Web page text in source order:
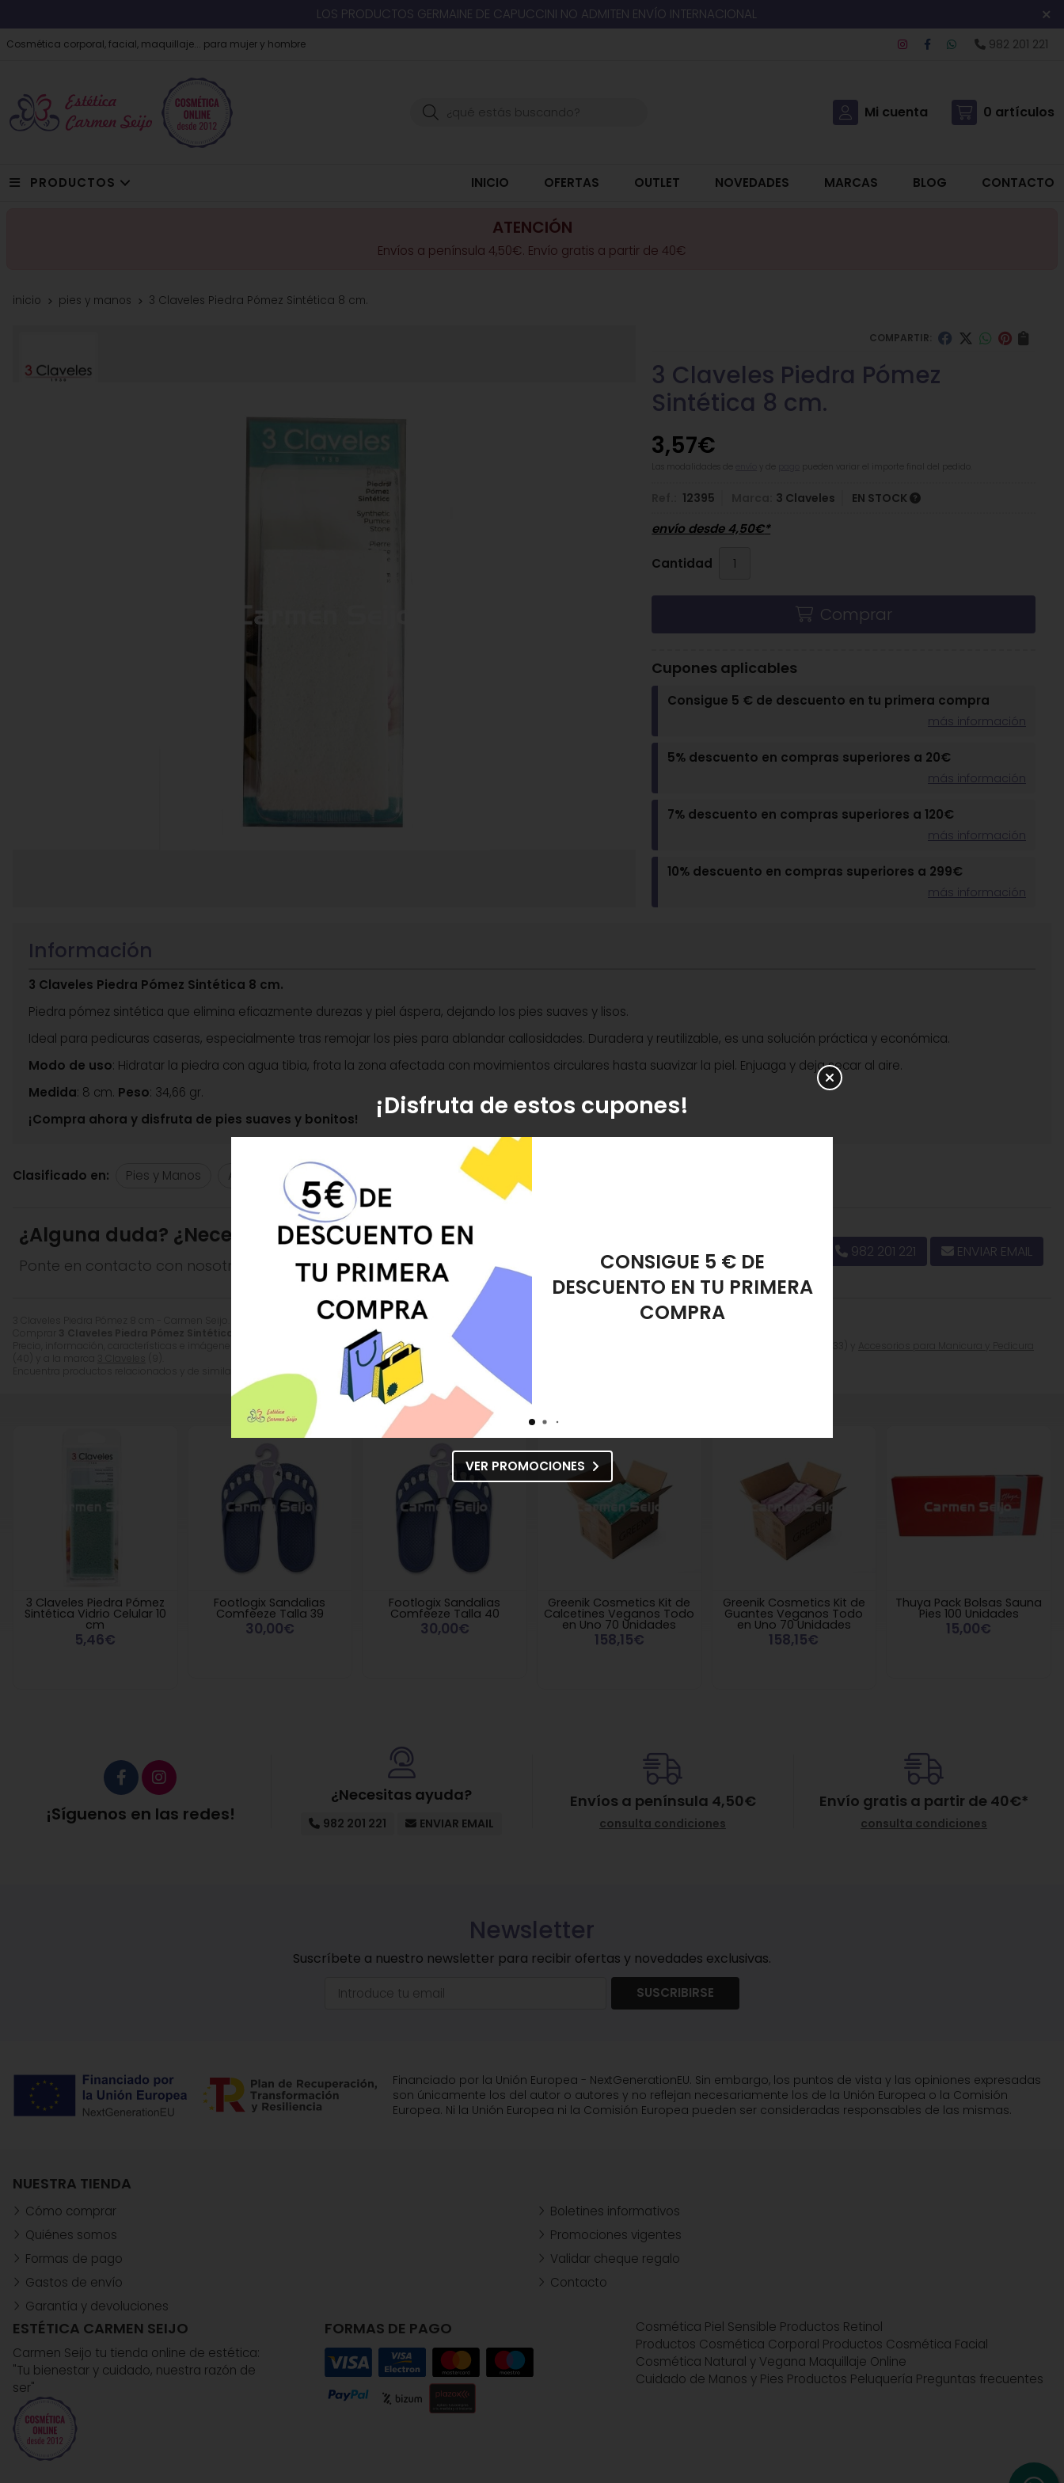
LOS PRODUCTOS GERMAINE DE CAPUCCINI NO ADMITEN ENVÍO INTERNACIONAL
Cosmética corporal, facial, maquillaje... para mujer y hombre 982 201 221
Buscar Mi cuenta 0 artículos
PRODUCTOS INICIO OFERTAS OUTLET NOVEDADES MARCAS BLOG CONTACTO
ATENCIÓN
Envíos a península 4,50€. Envío gratis a partir de 40€
inicio pies y manos 3 Claveles Piedra Pómez Sintética 8 cm.
COMPARTIR:
3 Claveles Piedra Pómez
Sintética 8 cm.
3,57€
pueden variar el importe final del pedido.
12395 3 Claveles EN STOCK
envío desde4,50€*
Cantidad
Comprar
Cupones aplicables
Consigue 5 € de descuento en tu primera compra
más información
5% descuento en compras superiores a 20€
más información
7% descuento en compras superiores a 120€
más información
10% descuento en compras superiores a 299€
más información
3 Claveles Piedra Pómez 8 cm - Carmen Seijo. Piedra Pómez 3 Claveles 8 cm: elimina durezas y suaviza pies. ¡Compra en Carmen Seijo!
. Producto en stock, recogida en tienda.
3 Claveles Piedra Pómez Sintética 8 cm.referencia 12395, EAN 8410990123955, pertenece a las categorías
Encuentra productos relacionados y de similares características a
3 Claveles Piedra Pómez Sintética 8 cm.
Información
3 Claveles Piedra Pómez Sintética 8 cm.
Piedra pómez sintética que elimina eficazmente durezas y piel áspera, dejando los pies suaves y lisos.
Ideal para pedicuras caseras, especialmente tras remojar los pies para ablandar callosidades. Duradera y reutilizable, es una solución práctica y económica.
Modo de uso: Hidratar la piedra con agua tibia, frota la zona afectada con movimientos circulares hasta suavizar la piel. Enjuaga y deja secar al aire.
Medida: 8 cm. Peso: 34,66 gr.
¡Compra ahora y disfruta de pies suaves y bonitos!
Clasificado en: Pies y Manos Accesorios para Manicura y Pedicura 3 Claveles
¿Alguna duda? ¿Necesitas asesoramiento?
Ponte en contacto con nosotros y resolveremos tus dudas.
982 201 221 ENVIAR EMAIL
3 Claveles Piedra Pómez
Sintética Vidrio Celular 10
cm
5,46€
Footlogix Sandalias
Comfeeze Talla 39
30,00€
Footlogix Sandalias
Comfeeze Talla 40
30,00€
Greenik Cosmetics Kit de
Calcetines Veganos Todo
en Uno 70 Unidades
158,15€
Greenik Cosmetics Kit de
Guantes Veganos Todo
en Uno 70 Unidades
158,15€
Thuya Pack Bolsas Sauna
Pies 100 Unidades
15,00€
¡Síguenos en las redes!
¿Necesitas ayuda?
982 201 221 ENVIAR EMAIL
Envíos a península 4,50€
consulta condiciones
Envío gratis a partir de 40€*
consulta condiciones
Newsletter
Suscríbete a nuestro newsletter para recibir ofertas y novedades exclusivas.
SUSCRIBIRSE
Financiado por la Unión Europea - NextGenerationEU. Sin embargo, los puntos de vista y las opiniones expresadas
son únicamente los del autor o autores y no reflejan necesariamente los de la Unión Europea o la Comisión
Europea. Ni la Unión Europea ni la Comisión Europea pueden ser consideradas responsables de las mismas.
ESTÉTICA CARMEN SEIJO
Carmen Seijo tu tienda online de estética:
"Tu bienestar y cuidado, nuestra razón de
ser"
FORMAS DE PAGO
NUESTRA TIENDA
Cómo comprar
Quiénes somos
Formas de pago
Gastos de envío
Garantía y devoluciones
Boletines informativos
Promociones vigentes
Validar cheque regalo
Contacto
Cosmética Piel Sensible Productos Retinol
Productos Cosmética Corporal Productos Cosmética Facial
Cosmética Natural y Vegana Maquillaje Online
Cuidado de Manos y Pies Productos Peluquería Preguntas frecuentes
¡Disfruta de estos cupones!
5 € DE
REGALO ESPONJA
DESMAQUILLANTE
VER PROMOCIONES